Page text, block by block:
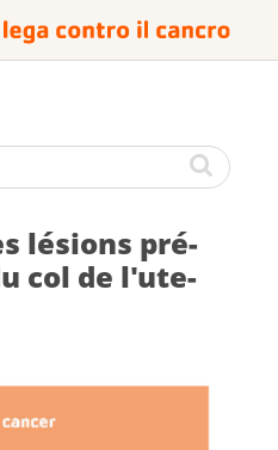
informativo
lé­sions pré­
col de l'ute­